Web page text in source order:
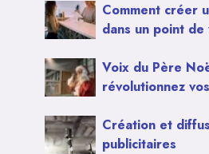
Comment créer
dans un point
Voix du Père
révolutionnez
Création et
publicitaires